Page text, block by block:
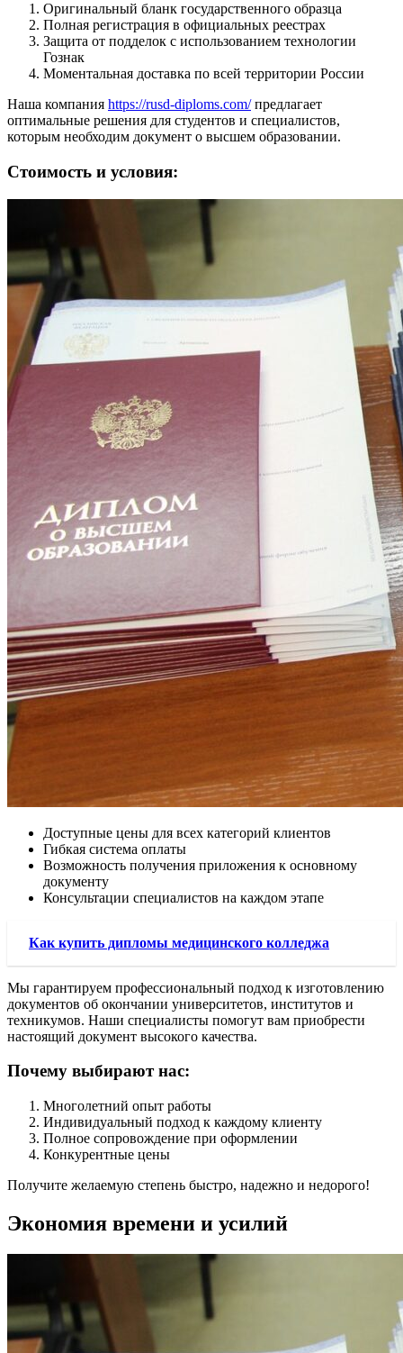
Оригинальный бланк государственного образца
Полная регистрация в официальных реестрах
Защита от подделок с использованием технологии
Гознак
Моментальная доставка по всей территории России
Наша компания https://rusd-diploms.com/предлагает
оптимальные решения для студентов и специалистов,
которым необходим документ о высшем образовании.
Стоимость и условия:
Доступные цены для всех категорий клиентов
Гибкая система оплаты
Возможность получения приложения к основному
документу
Консультации специалистов на каждом этапе
Как купить дипломы медицинского колледжа
Мы гарантируем профессиональный подход к изготовлению
документов об окончании университетов, институтов и
техникумов. Наши специалисты помогут вам приобрести
настоящий документ высокого качества.
Почему выбирают нас:
Многолетний опыт работы
Индивидуальный подход к каждому клиенту
Полное сопровождение при оформлении
Конкурентные цены
Получите желаемую степень быстро, надежно и недорого!
Экономия времени и усилий